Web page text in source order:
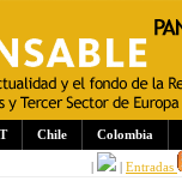
Chile Colombia
| | Entradas